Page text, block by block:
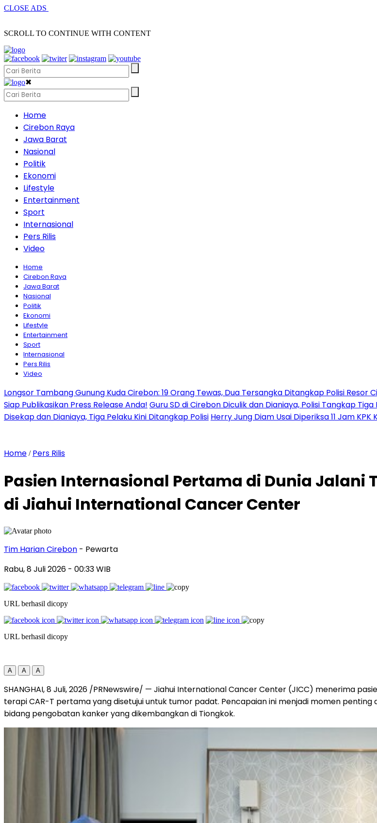
CLOSE ADS
SCROLL TO CONTINUE WITH CONTENT
✖
Home
Cirebon Raya
Jawa Barat
Nasional
Politik
Ekonomi
Lifestyle
Entertainment
Sport
Internasional
Pers Rilis
Video
Home
Cirebon Raya
Jawa Barat
Nasional
Politik
Ekonomi
Lifestyle
Entertainment
Sport
Internasional
Pers Rilis
Video
Longsor Tambang Gunung Kuda Cirebon: 19 Orang Tewas, Dua Tersangka Ditangkap Polisi Resor
Siap Publikasikan Press Release Anda! Guru SD di Cirebon Diculik dan Dianiaya, Polisi Tangkap
Disekap dan Dianiaya, Tiga Pelaku Kini Ditangkap Polisi Herry Jung Diam Usai Diperiksa 11 Jam KPK
Home / Pers Rilis
Pasien Internasional Pertama di Dunia Jalani
di Jiahui International Cancer Center
Tim Harian Cirebon - Pewarta
Rabu, 8 Juli 2026 - 00:33 WIB
URL berhasil dicopy
URL berhasil dicopy
A A A
SHANGHAI,8 Juli, 2026 /PRNewswire/ — Jiahui International Cancer Center (JICC) menerima
terapi CAR-T pertama yang disetujui untuk tumor padat. Pencapaian ini menjadi momen
bidang pengobatan kanker yang dikembangkan di Tiongkok.